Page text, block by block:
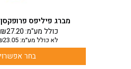
מברג פיליפס פרופקסן PROFXENE
₪27.20כולל מע"מ:
לא כולל מע״מ: 23.05
בחר